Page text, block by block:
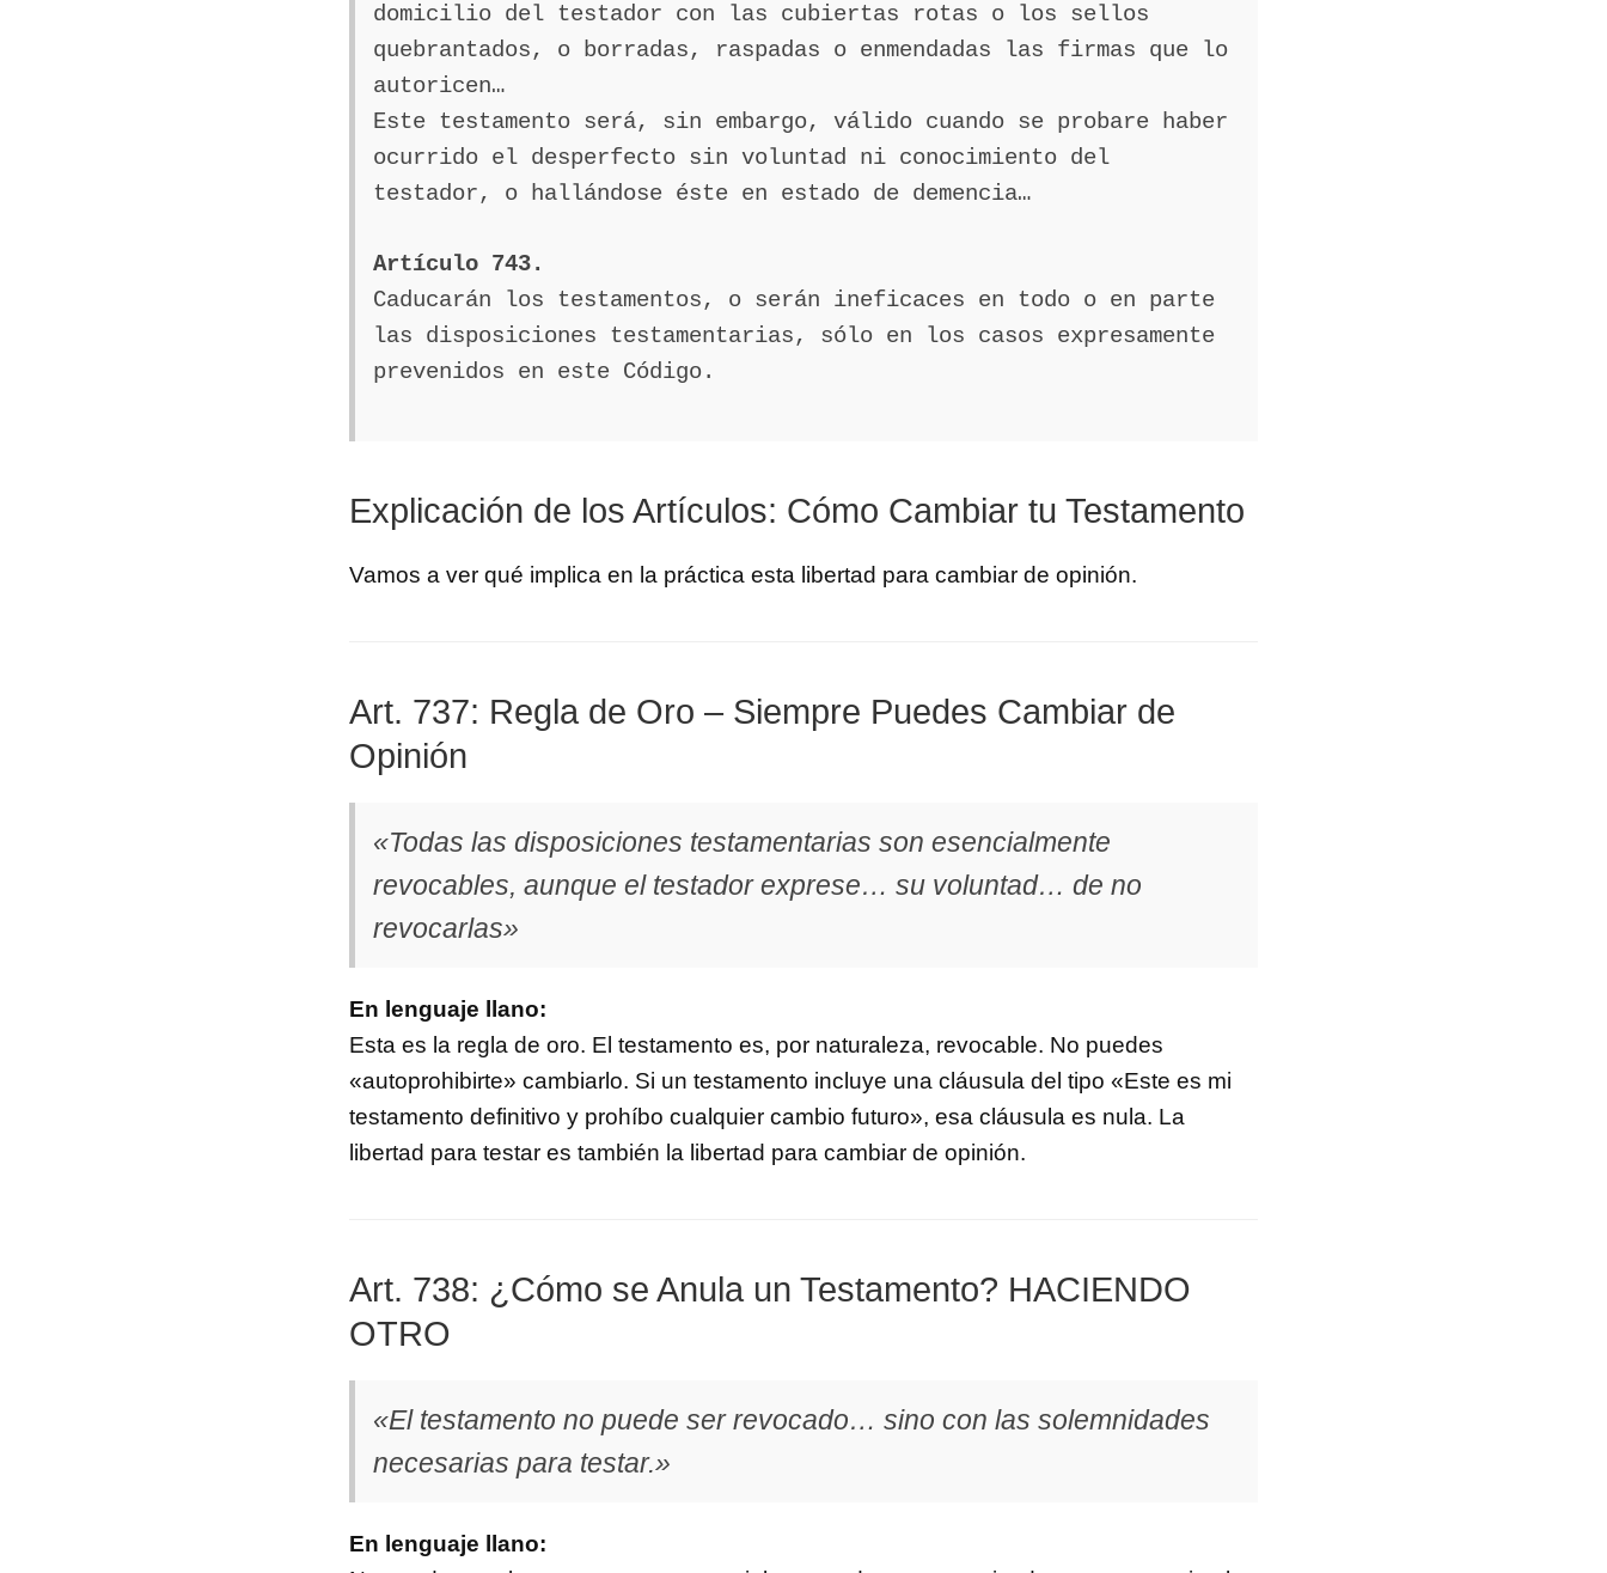
domicilio del testador con las cubiertas rotas o los sellos
quebrantados, o borradas, raspadas o enmendadas las firmas que lo
autoricen…
Este testamento será, sin embargo, válido cuando se probare haber
ocurrido el desperfecto sin voluntad ni conocimiento del
testador, o hallándose éste en estado de demencia…
Artículo 743.
Caducarán los testamentos, o serán ineficaces en todo o en parte
las disposiciones testamentarias, sólo en los casos expresamente
prevenidos en este Código.
Explicación de los Artículos: Cómo Cambiar tu Testamento
Vamos a ver qué implica en la práctica esta libertad para cambiar de opinión.
Art. 737: Regla de Oro – Siempre Puedes Cambiar de
Opinión
«Todas las disposiciones testamentarias son esencialmente
revocables, aunque el testador exprese… su voluntad… de no
revocarlas»
En lenguaje llano:
Esta es la regla de oro. El testamento es, por naturaleza, revocable. No puedes
«autoprohibirte» cambiarlo. Si un testamento incluye una cláusula del tipo «Este es mi
testamento definitivo y prohíbo cualquier cambio futuro», esa cláusula es nula. La
libertad para testar es también la libertad para cambiar de opinión.
Art. 738: ¿Cómo se Anula un Testamento? HACIENDO
OTRO
«El testamento no puede ser revocado… sino con las solemnidades
necesarias para testar.»
En lenguaje llano: